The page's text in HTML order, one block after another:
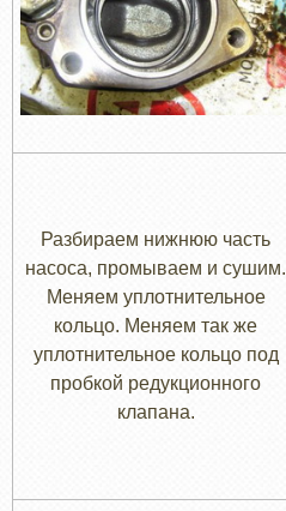
Разбираем нижнюю часть
насоса, промываем и сушим.
Меняем уплотнительное
кольцо. Меняем так же
уплотнительное кольцо под
пробкой редукционного
клапана.